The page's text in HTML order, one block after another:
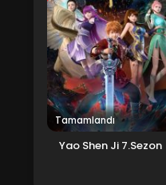
Tamamlandı
Yao Shen Ji 7.Sezon